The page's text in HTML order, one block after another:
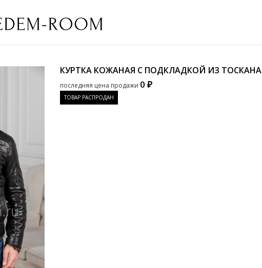
КУРТКА КОЖАНАЯ С ПОДКЛАДКОЙ ИЗ ТОСКАНА
последняя цена продажи 0 ₽
ТОВАР РАСПРОДАН